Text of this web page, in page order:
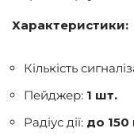
Характеристики:
Кількість
Пейджер: 1 шт.
Радіус дії: до 150